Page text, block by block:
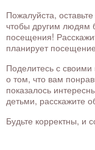
Пожалуйста,
чтобы другим людям
посещения!
планирует
Поделитесь с
о том, что вам
показалось
детьми, расскажите
Будьте корректны, и